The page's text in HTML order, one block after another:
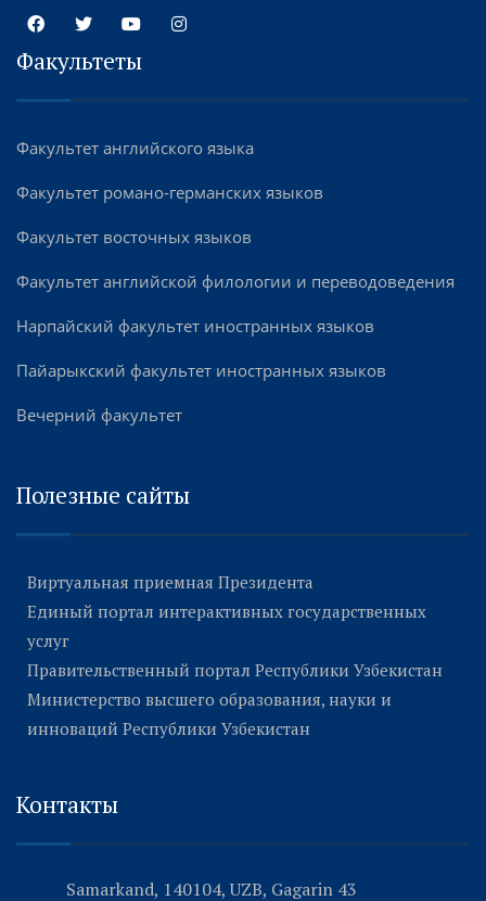
Факультеты
Факультет английского языка
Факультет романо-германских языков
Факультет восточных языков
Факультет английской филологии и переводоведения
Нарпайский факультет иностранных языков
Пайарыкский факультет иностранных языков
Вечерний факультет
Полезные сайты
Виртуальная приемная Президента
Единый портал интерактивных государственных
услуг
Правительственный портал Республики Узбекистан
Министерство высшего образования, науки и
инноваций Республики Узбекистан
Контакты
Samarkand, 140104, UZB, Gagarin 43